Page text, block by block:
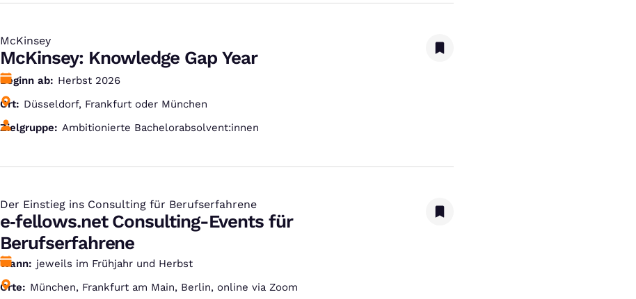
McKinsey
:
McKinsey: Knowledge Gap Year
Beginn ab
Herbst 2026
Ort
Düsseldorf, Frankfurt oder München
Zielgruppe
Ambitionierte Bachelorabsolvent:innen
Der Einstieg ins Consulting für Berufserfahrene
:
e‑fellows.net Consulting-Events für
Berufserfahrene
Wann
jeweils im Frühjahr und Herbst
Orte
München, Frankfurt am Main, Berlin, online via Zoom